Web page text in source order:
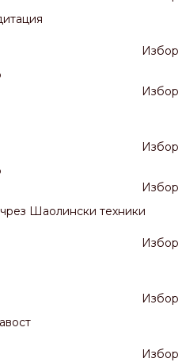
Избор
Избор
Избор
Избор
Шаолински техники
Избор
Избор
Избор